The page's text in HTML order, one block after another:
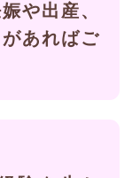
や出産、
あればご